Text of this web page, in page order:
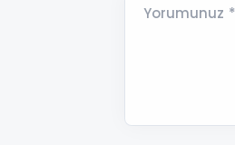
Yorumunuz *